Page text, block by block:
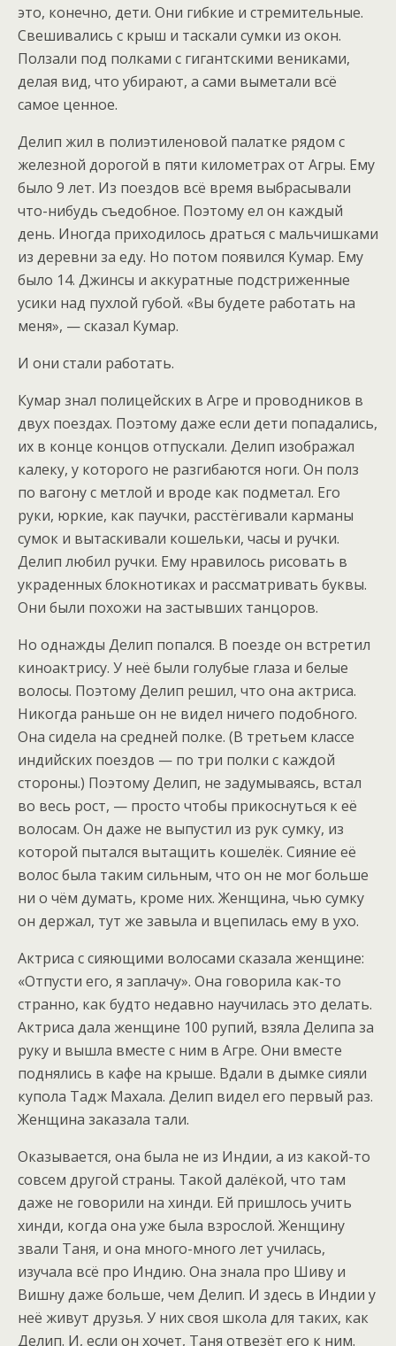
это, конечно, дети. Они гибкие и стремительные.
Свешивались с крыш и таскали сумки из окон.
Ползали под полками с гигантскими вениками,
делая вид, что убирают, а сами выметали всё
самое ценное.
Делип жил в полиэтиленовой палатке рядом с
железной дорогой в пяти километрах от Агры. Ему
было 9 лет. Из поездов всё время выбрасывали
что-нибудь съедобное. Поэтому ел он каждый
день. Иногда приходилось драться с мальчишками
из деревни за еду. Но потом появился Кумар. Ему
было 14. Джинсы и аккуратные подстриженные
усики над пухлой губой. «Вы будете работать на
меня», — сказал Кумар.
И они стали работать.
Кумар знал полицейских в Агре и проводников в
двух поездах. Поэтому даже если дети попадались,
их в конце концов отпускали. Делип изображал
калеку, у которого не разгибаются ноги. Он полз
по вагону с метлой и вроде как подметал. Его
руки, юркие, как паучки, расстёгивали карманы
сумок и вытаскивали кошельки, часы и ручки.
Делип любил ручки. Ему нравилось рисовать в
украденных блокнотиках и рассматривать буквы.
Они были похожи на застывших танцоров.
Но однажды Делип попался. В поезде он встретил
киноактрису. У неё были голубые глаза и белые
волосы. Поэтому Делип решил, что она актриса.
Никогда раньше он не видел ничего подобного.
Она сидела на средней полке. (В третьем классе
индийских поездов — по три полки с каждой
стороны.) Поэтому Делип, не задумываясь, встал
во весь рост, — просто чтобы прикоснуться к её
волосам. Он даже не выпустил из рук сумку, из
которой пытался вытащить кошелёк. Сияние её
волос была таким сильным, что он не мог больше
ни о чём думать, кроме них. Женщина, чью сумку
он держал, тут же завыла и вцепилась ему в ухо.
Актриса с сияющими волосами сказала женщине:
«Отпусти его, я заплачу». Она говорила как-то
странно, как будто недавно научилась это делать.
Актриса дала женщине 100 рупий, взяла Делипа за
руку и вышла вместе с ним в Агре. Они вместе
поднялись в кафе на крыше. Вдали в дымке сияли
купола Тадж Махала. Делип видел его первый раз.
Женщина заказала тали.
Оказывается, она была не из Индии, а из какой-то
совсем другой страны. Такой далёкой, что там
даже не говорили на хинди. Ей пришлось учить
хинди, когда она уже была взрослой. Женщину
звали Таня, и она много-много лет училась,
изучала всё про Индию. Она знала про Шиву и
Вишну даже больше, чем Делип. И здесь в Индии у
неё живут друзья. У них своя школа для таких, как
Делип. И, если он хочет, Таня отвезёт его к ним.